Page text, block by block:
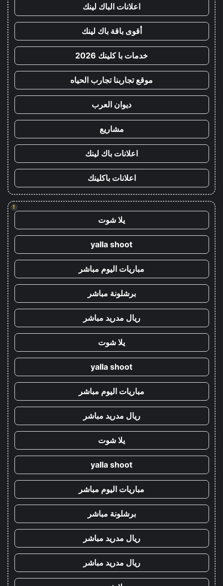
اعلانات الباك لينك
أقوى باقة باك لينك
خدمات با كلينك 2026
موقع تجاربنا تجارب الحياه
ديوان العرب
مشاريع
اعلانات باك لينك
اعلانات باكلينك
!
يلا شوت
yalla shoot
مباريات اليوم مباشر
برشلونة مباشر
ريال مدريد مباشر
يلا شوت
yalla shoot
مباريات اليوم مباشر
ريال مدريد مباشر
يلا شوت
yalla shoot
مباريات اليوم مباشر
برشلونة مباشر
ريال مدريد مباشر
ريال مدريد مباشر